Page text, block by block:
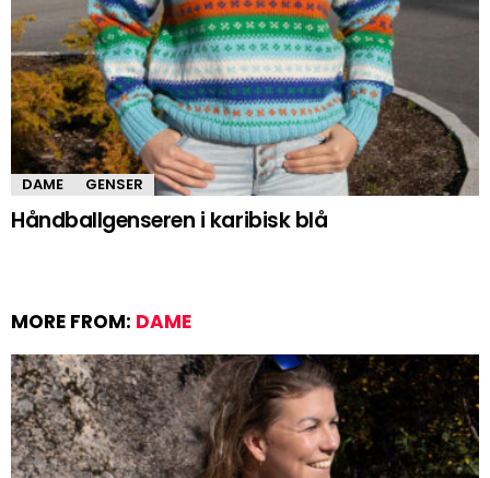
DAME GENSER
Håndballgenseren i karibisk blå
MORE FROM: DAME